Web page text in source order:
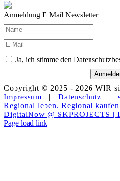
Anmeldung E-Mail Newsletter
Ja, ich stimme den
Copyright © 2025 - 2026 WIR
Impressum | Datenschutz |
Regional leben. Regional kaufen.
DigitalNow @ SKPROJECTS |
E-
WhatsApp
Facebook
Instagram
YouTube
Page load link